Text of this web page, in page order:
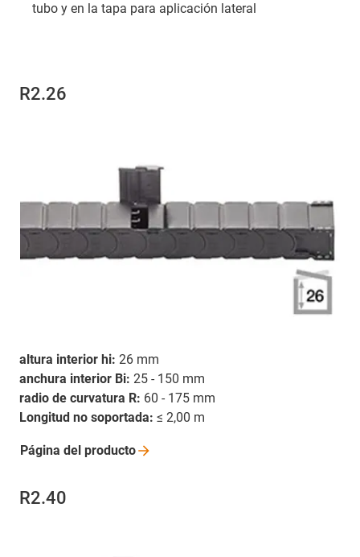
tubo y en la tapa para aplicación lateral
R2.26
altura interior hi: 26 mm
anchura interior Bi: 25 - 150 mm
radio de curvatura R: 60 - 175 mm
Longitud no soportada: ≤ 2,00 m
Página del producto
R2.40